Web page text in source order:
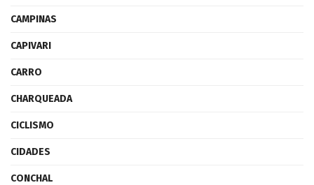
CAMPINAS
CAPIVARI
CARRO
CHARQUEADA
CICLISMO
CIDADES
CONCHAL